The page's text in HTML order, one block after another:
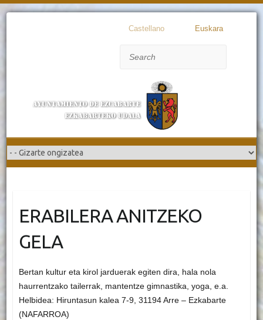
Castellano Euskara
ERABILERA ANITZEKO
GELA
Bertan kultur eta kirol jarduerak egiten dira, hala nola
haurrentzako tailerrak, mantentze gimnastika, yoga, e.a.
Helbidea: Hiruntasun kalea 7-9, 31194 Arre – Ezkabarte
(NAFARROA)